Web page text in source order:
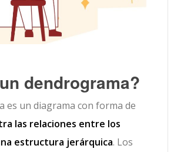
dendrograma?
es un diagrama con forma de
las relaciones entre los
estructura jerárquica. Los